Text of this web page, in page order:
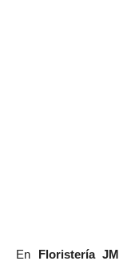
En Floristería JM